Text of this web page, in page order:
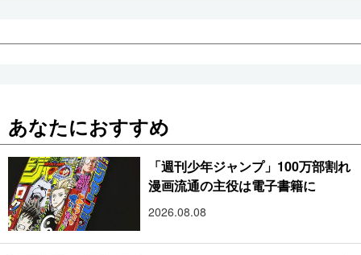
あなたにおすすめ
「週刊少年ジャンプ」100万部割れ
漫画流通の主役は電子書籍に
2026.08.08